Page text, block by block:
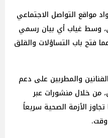
مواقع التواصل الاجتماعي
وسط غياب أي بيان رسمي
فتح باب التساؤلات والقلق
والمطربين على دعم
من خلال منشورات عبر
الأزمة الصحية سريعاً